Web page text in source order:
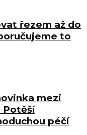
řezem až do
to
mezi
Potěší
péčí